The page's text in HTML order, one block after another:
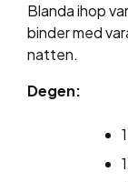
Blanda ihop
binder med
natten.
Degen: